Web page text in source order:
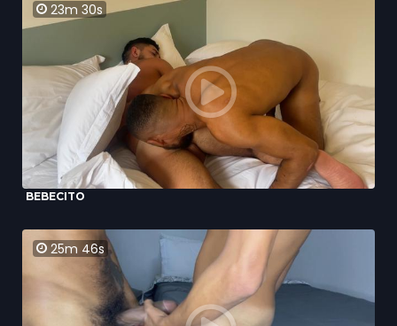
23m 30s
BEBECITO
25m 46s